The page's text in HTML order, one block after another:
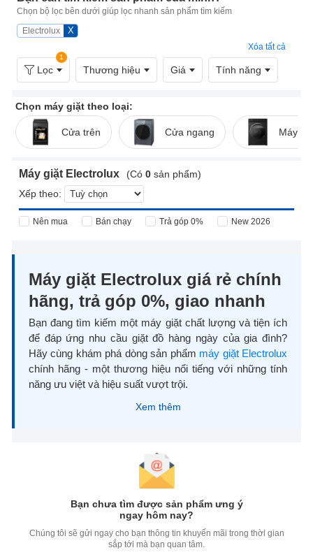
Chọn bộ lọc bên dưới giúp lọc nhanh sản phẩm tìm kiếm
Electrolux
X
Xóa tất cả
1
Lọc Thương hiệu Giá Tính năng
Chọn máy giặt theo loại:
Cửa trên Cửa ngang Máy
Máy giặt Electrolux (Có 0 sản phẩm)
Xếp theo:
Nên mua Bán chạy Trả góp 0% New 2026
Máy giặt Electrolux giá rẻ chính
hãng, trả góp 0%, giao nhanh
Bạn đang tìm kiếm một máy giặt chất lượng và tiện ích
để đáp ứng nhu cầu giặt đồ hàng ngày của gia đình?
Hãy cùng khám phá dòng sản phẩm máy giặt Electrolux
chính hãng - một thương hiệu nổi tiếng với những tính
năng ưu việt và hiệu suất vượt trội.
Tổng quan về thương hiệu Electrolux
Electrolux là một thương hiệu nổi tiếng và uy tín trong
lĩnh vực sản xuất các thiết bị gia dụng và công nghiệp.
Thương hiệu có nguồn gốc từ Thụy Điển, được thành
lập vào năm 1919.
Xem thêm
Bạn chưa tìm được sản phẩm ưng ý
ngay hôm nay?
Chúng tôi sẽ gửi ngay cho bạn thông tin khuyến mãi trong thời gian
sắp tới mà bạn quan tâm.